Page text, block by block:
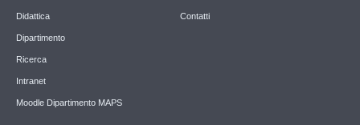
Didattica
Dipartimento
Ricerca
Intranet
Moodle Dipartimento MAPS
Contatti